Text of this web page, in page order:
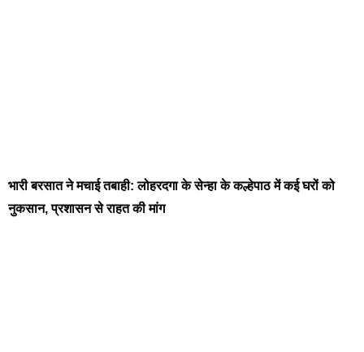
भारी बरसात ने मचाई तबाही: लोहरदगा के सेन्हा के कल्हेपाठ में कई घरों को
नुकसान, प्रशासन से राहत की मांग